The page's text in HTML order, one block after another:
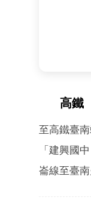
高鐵
至高鐵臺
「建興國
崙線至臺南